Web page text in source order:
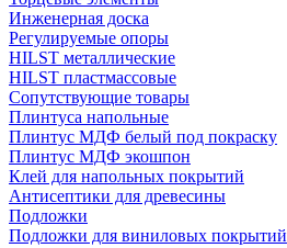
Инженерная доска
Регулируемые опоры
HILST металлические
HILST пластмассовые
Сопутствующие товары
Плинтуса напольные
Плинтус МДФ белый под покраску
Плинтус МДФ экошпон
Клей для напольных покрытий
Антисептики для древесины
Подложки
Подложки для виниловых покрытий